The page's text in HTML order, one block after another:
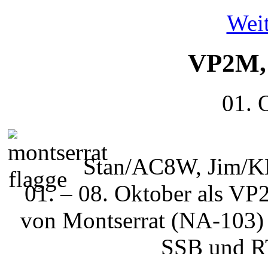
01.
Stan/AC8W, Jim/
01. – 08. Oktober als
von Montserrat (NA-
SSB und